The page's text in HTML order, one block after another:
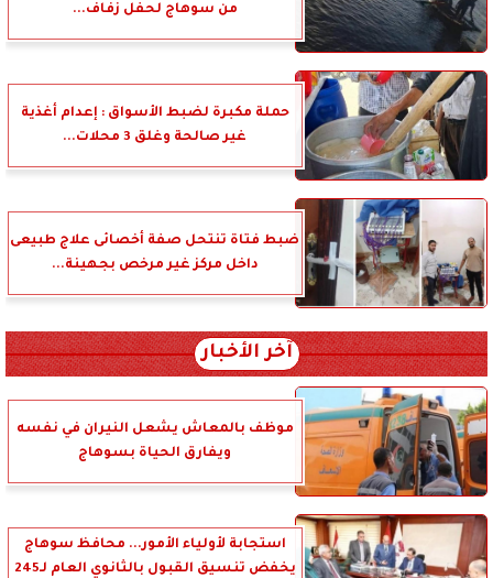
من سوهاج لحفل زفاف...
حملة مكبرة لضبط الأسواق : إعدام أغذية
غير صالحة وغلق 3 محلات...
ضبط فتاة تنتحل صفة أخصائى علاج طبيعى
داخل مركز غير مرخص بجهينة...
آخر الأخبار
موظف بالمعاش يشعل النيران في نفسه
ويفارق الحياة بسوهاج
استجابة لأولياء الأمور... محافظ سوهاج
يخفض تنسيق القبول بالثانوي العام لـ245